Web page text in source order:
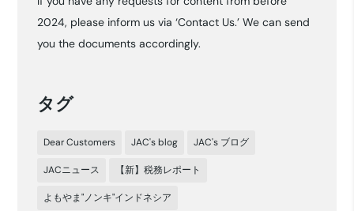
ブ
2024, please inform us via ‘Contact Us.’ We can send
you the documents accordingly.
タグ
Dear Customers JAC's blog JAC's ブログ
JACニュース 【新】税務レポート
よもやま"ノンキ"インドネシア